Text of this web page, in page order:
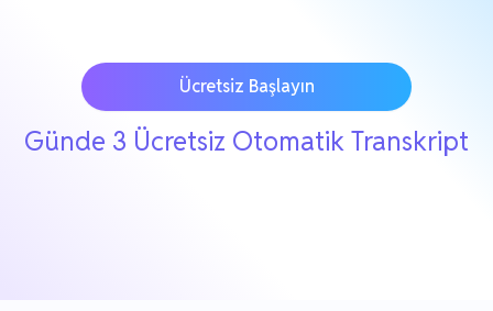
Ücretsiz Başlayın
Günde 3 Ücretsiz Otomatik Transkript